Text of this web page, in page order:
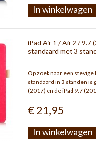
In winkelwagen
iPad Air 1 / Air 2 / 9.7
standaard met 3
Op zoek naar een
standaard in 3 standen is
(2017) en de iPad 9.7
€ 21,95
In winkelwagen